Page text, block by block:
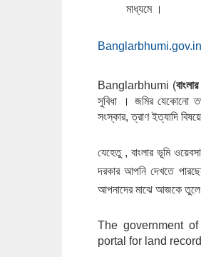
মাধ্যমে ।
Banglarbhumi.gov.in
Banglarbhumi (
সুবিধা । জমির
সংস্কার, ত্রাণ ইত্যাদি
যেহেতু , বাংলার ভূমি
দরকার আপনি দেখতে
আপনাদের মাঝে আজকে তুলে
The government
portal for land records